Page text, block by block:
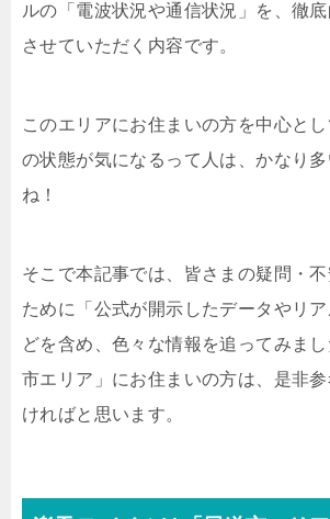
ルの「電波状況や通信状況」を、徹
させていただく内容です。
このエリアにお住まいの方を中心と
の状態が気になるって人は、かなり
ね！
そこで本記事では、皆さまの疑問・
ために「公式が開示したデータやリ
どを含め、色々な情報を追ってみま
市エリア」にお住まいの方は、是非
ければと思います。